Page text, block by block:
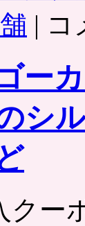
|
山
王
ん
か
コ
ゴー
シ
クー